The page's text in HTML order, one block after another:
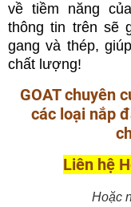
về tiềm năng
thông tin trên sẽ
gang và thép,
chất lượng!
GOAT chuyên
các loại nắp
Liên hệ
Hoặc